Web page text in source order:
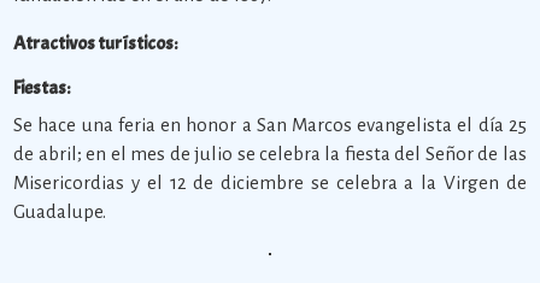
Atractivos turísticos:
Fiestas:
Se hace una feria en honor a San Marcos evangelista el día 25
de abril; en el mes de julio se celebra la fiesta del Señor de las
Misericordias y el 12 de diciembre se celebra a la Virgen de
Guadalupe.